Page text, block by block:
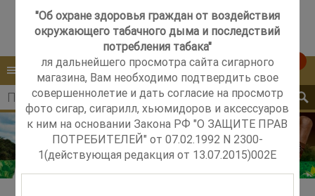
Контакты Обратный звонок
КАТАЛОГ МЕНЮ
"Об охране здоровья граждан от воздействия
окружающего табачного дыма и последствий
потребления табака"
ля дальнейшего просмотра сайта сигарного
магазина, Вам необходимо подтвердить свое
совершеннолетие и дать согласие на просмотр
фото сигар, сигарилл, хьюмидоров и аксессуаров
к ним на основании Закона РФ "О ЗАЩИТЕ ПРАВ
ПОТРЕБИТЕЛЕЙ" от 07.02.1992 N 2300-
1(действующая редакция от 13.07.2015)002E